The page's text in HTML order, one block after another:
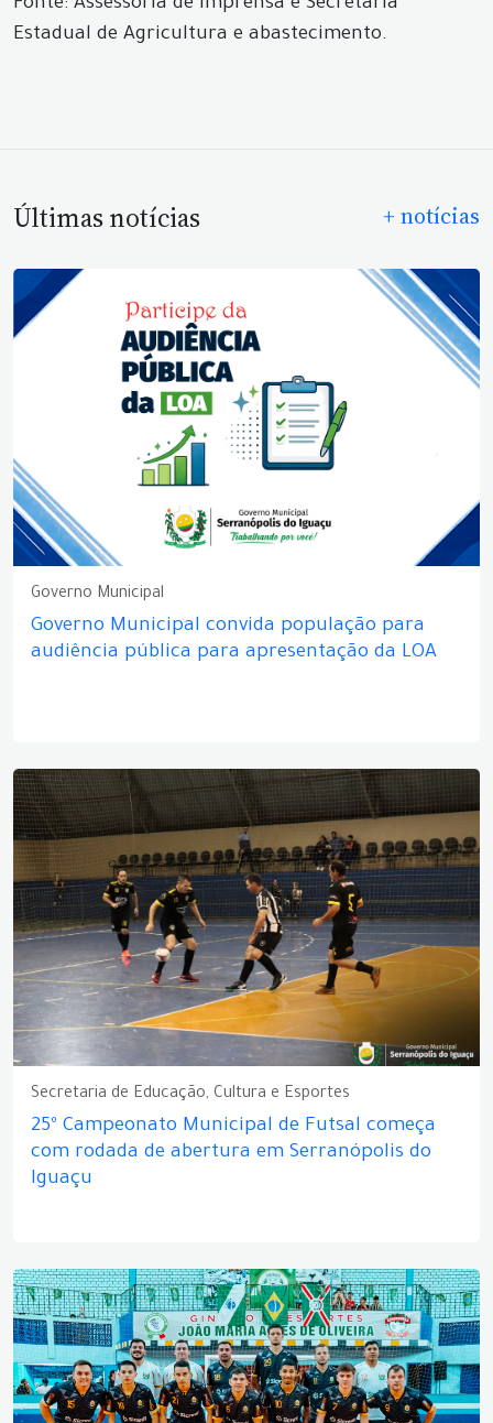
Fonte: Assessoria de Imprensa e Secretaria
Estadual de Agricultura e abastecimento.
Últimas notícias + notícias
Governo Municipal
Governo Municipal convida população para
audiência pública para apresentação da LOA
Secretaria de Educação, Cultura e Esportes
25º Campeonato Municipal de Futsal começa
com rodada de abertura em Serranópolis do
Iguaçu